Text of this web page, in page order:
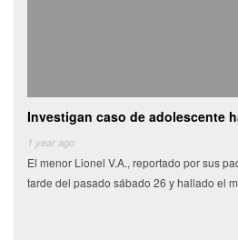
Investigan caso de adolescente
1 year ago
El menor Lionel V.A., reportado por sus
tarde del pasado sábado 26 y hallado el